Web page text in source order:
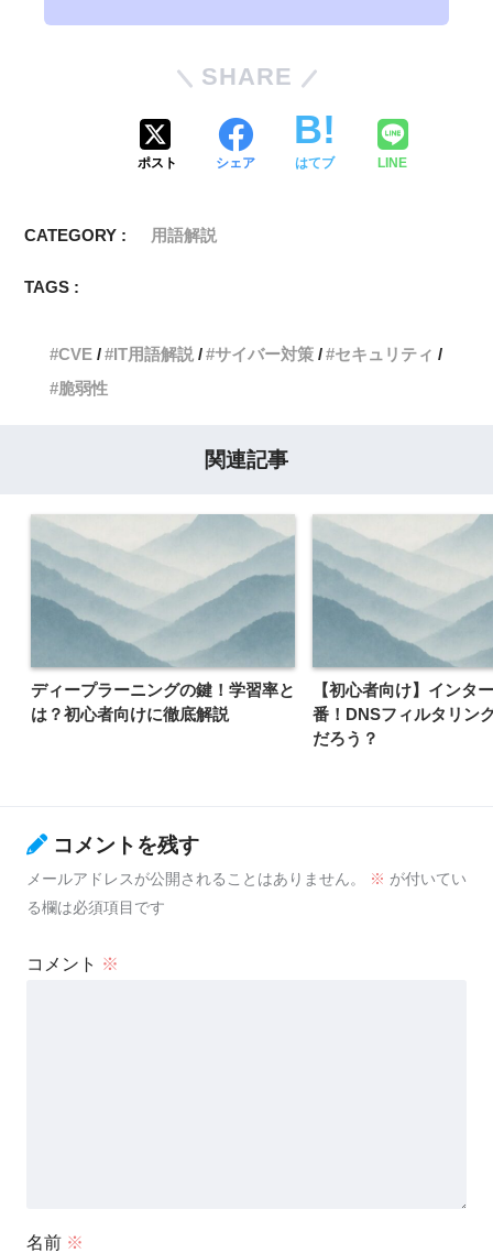
SHARE
ポスト シェア はてブ LINE
CATEGORY : 用語解説
TAGS :
CVE IT用語解説 サイバー対策
セキュリティ
脆弱性
関連記事
ディープラーニングの鍵！学習率と
は？初心者向けに徹底解説
【初心者向け】インタ
番！DNSフィルタリン
だろう？
コメントを残す
メールアドレスが公開されることはありません。 ※ が付いてい
る欄は必須項目です
コメント ※
名前 ※